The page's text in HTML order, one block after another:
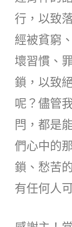
行，以致
經被貧窮
壞習慣、
鎖，以致
呢？儘管
閂，都是
們心中的
鎖、愁苦
有任何人